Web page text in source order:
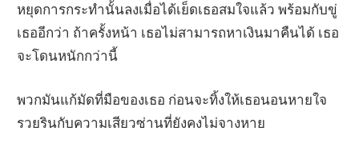
หยุดการกระทำนั้นลงเมื่อได้เย็ดเธอสมใจแล้ว พร้อมกับขู่
เธออีกว่า ถ้าครั้งหน้า เธอไม่สามารถหาเงินมาคืนได้ เธอ
จะโดนหนักกว่านี้
พวกมันแก้มัดที่มือของเธอ ก่อนจะทิ้งให้เธอนอนหายใจ
รวยรินกับความเสียวซ่านที่ยังคงไม่จางหาย